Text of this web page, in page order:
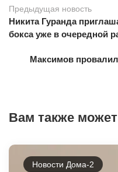
Предыдущая новость
Никита Гуранда
бокса уже в очередной
Максимов
Вам также
Новости Дома-2